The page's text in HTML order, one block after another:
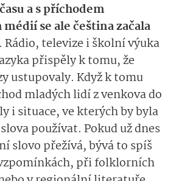
a s příchodem
se ale čeština začala
. Rádio, televize i školní výuka
přispěly k tomu, že
ustupovaly. Když k tomu
mladých lidí z venkova do
i situace, ve kterých by byla
používat. Pokud už dnes
slovo přežívá, bývá to spíš
při folklorních